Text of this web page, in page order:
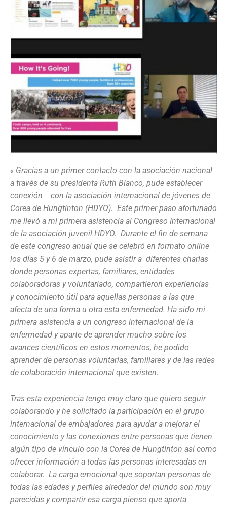
« Gracias a un primer contacto con la asociación nacional
a través de su presidenta Ruth Blanco, pude establecer
conexión con la asociación internacional de jóvenes de
Corea de Hungtinton (HDYO). Este primer paso afortunado
me llevó a mi primera asistencia al Congreso Internacional
de la asociación juvenil HDYO. Durante el fin de semana
de este congreso anual que se celebró en formato online
los días 5 y 6 de marzo, pude asistir a diferentes charlas
donde personas expertas, familiares, entidades
colaboradoras y voluntariado, compartieron experiencias
y conocimiento útil para aquellas personas a las que
afecta de una forma u otra esta enfermedad. Ha sido mi
primera asistencia a un congreso internacional de la
enfermedad y aparte de aprender mucho sobre los
avances científicos en estos momentos, he podido
aprender de personas voluntarias, familiares y de las redes
de colaboración internacional que existen.
Tras esta experiencia tengo muy claro que quiero seguir
colaborando y he solicitado la participación en el grupo
internacional de embajadores para ayudar a mejorar el
conocimiento y las conexiones entre personas que tienen
algún tipo de vínculo con la Corea de Hungtinton así como
ofrecer información a todas las personas interesadas en
colaborar. La carga emocional que soportan personas de
todas las edades y perfiles alrededor del mundo son muy
parecidas y compartir esa carga pienso que aporta